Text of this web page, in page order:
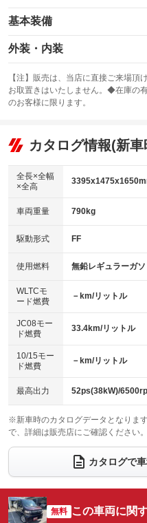
基本装備
エアバッグ：運転席/助手席/サイ
：装備あり
：装備なし
サンルーフ
：装備なし
リフトアップ
：装備なし
：装備なし
パワーウィンドウ
アイドリングストップ
：装備あり
USB入力端子
：装備なし
100V電源
：装備なし
センターデフロック
：装備なし
電動格納ミラー
：装備あり
外装・内装
カーナビ：SDナビ
：装備あり
TV
：装備なし
ビジュアル：-／DVD再生
：装備あり
：装備あり
革シート
キーレス
HID(キセノンライト)
：装備なし
バックカメラ
：装備なし
エアロ
：装備なし
：装備なし
パワーシート
ベンチシート
：装備あり
チップアップシート
：装備なし
：装備なし
ウォークスルー
：装備なし
電動リアゲート
：装備なし
サイドカメラ
：装備なし
【注】販売は、当店に直接ご来場
お取置きはいたしません。◆在庫の
のお客様に限ります。
カタログ情報(新車
全長×全幅
×全高
車両重量 790kg
駆動形式 FF
使用燃料 無鉛レギュラーガ
WLTCモ
ード燃費
－km/リットル
JC08モー
ド燃費
33.4km/リットル
10/15モー
ド燃費
－km/リットル
最高出力 52ps(38kW)/
※新車時のカタログデータとなりま
で、詳細は販売店にご確認ください。
カタログで
無料 この車両に関